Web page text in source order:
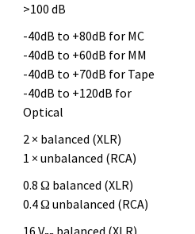
>100 dB
-40dB to +80dB for MC
-40dB to +60dB for MM
-40dB to +70dB for Tape
-40dB to +120dB for
Optical
2 × balanced (XLR)
1 × unbalanced (RCA)
0.8 Ω balanced (XLR)
0.4 Ω unbalanced (RCA)